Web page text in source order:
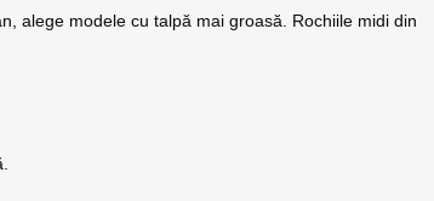
alege modele cu talpă mai groasă. Rochiile midi din